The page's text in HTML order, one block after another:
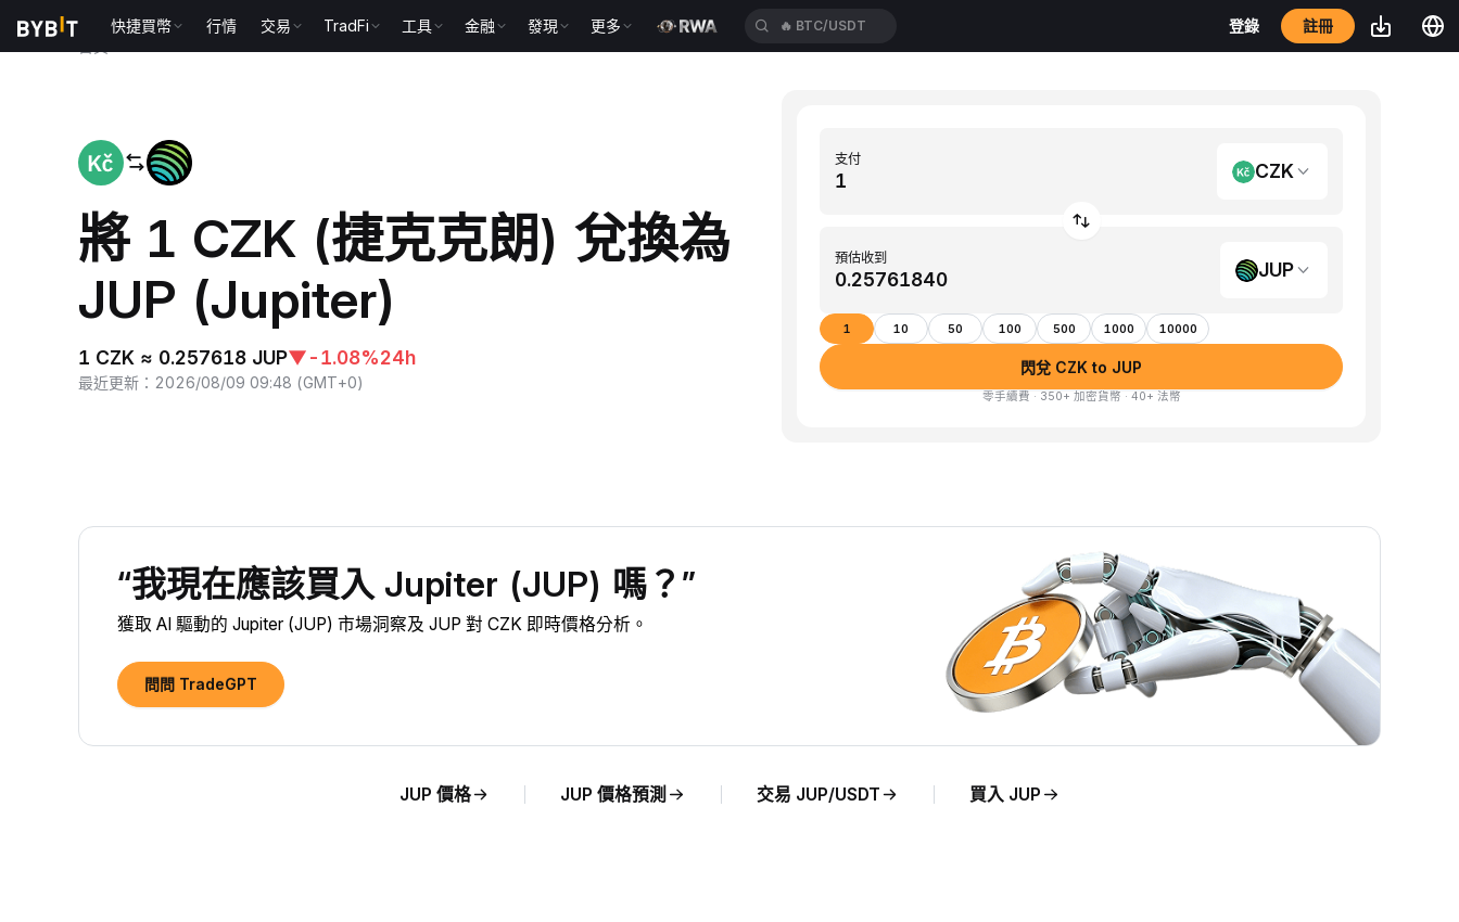
快捷買幣 行情 交易 TradFi 工具 金融 發現 更多 🔥 BTC/USDT 登錄 註冊
將 1 CZK (捷克克朗) 兌換為
JUP (Jupiter)
1 CZK ≈ 0.257618 JUP▼-1.08%24h
最近更新 ： 2026/08/09 09:48 (GMT+0)
支付
CZK
預估收到
JUP
1 10 50 100 500 1000 10000
閃兌 CZK to JUP
零手續費 · 350+ 加密貨幣 · 40+ 法幣
“我現在應該買入 Jupiter (JUP) 嗎？”
獲取 AI 驅動的 Jupiter (JUP) 市場洞察及 JUP 對 CZK 即時價格分析。
問問 TradeGPT
JUP 價格 JUP 價格預測 交易 JUP/USDT 買入 JUP